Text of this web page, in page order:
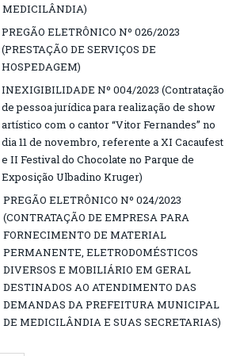
MEDICILÂNDIA)
PREGÃO ELETRÔNICO Nº 026/2023
(PRESTAÇÃO DE SERVIÇOS DE
HOSPEDAGEM)
INEXIGIBILIDADE Nº 004/2023 (Contratação
de pessoa jurídica para realização de show
artístico com o cantor “Vitor Fernandes” no
dia 11 de novembro, referente a XI Cacaufest
e II Festival do Chocolate no Parque de
Exposição Ulbadino Kruger)
PREGÃO ELETRÔNICO Nº 024/2023
(CONTRATAÇÃO DE EMPRESA PARA
FORNECIMENTO DE MATERIAL
PERMANENTE, ELETRODOMÉSTICOS
DIVERSOS E MOBILIÁRIO EM GERAL
DESTINADOS AO ATENDIMENTO DAS
DEMANDAS DA PREFEITURA MUNICIPAL
DE MEDICILÂNDIA E SUAS SECRETARIAS)